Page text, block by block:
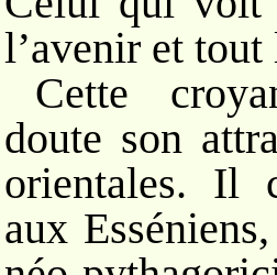
l’avenir et tout
Cette
doute son
orientales. Il
aux